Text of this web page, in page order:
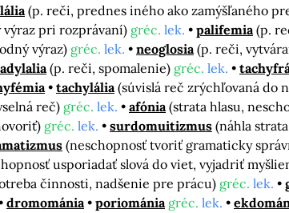
(p. reči, prednes iného ako zamýšľaného
pri rozprávaní) gréc. lek. palifemia (p.
výraz) gréc. lek. neoglosia (p. reči,
(p. reči, spomalenie) gréc. lek.
tachylália (súvislá reč zrýchľovaná do
reč) gréc. lek. afónia (strata hlasu,
gréc. lek. surdomuitizmus (náhla
(neschopnosť tvoriť gramaticky
usporiadať slová do viet, vyjadriť
činnosti, nadšenie pre prácu) gréc. lek.
dromománia poriománia gréc. lek.